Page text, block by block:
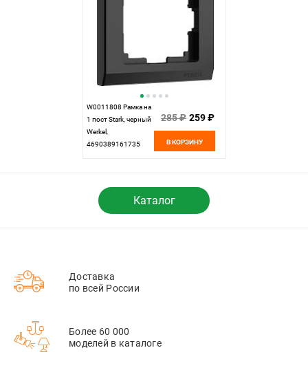
W0011808 Рамка на
1 пост Stark, черный
Werkel,
4690389161735
285 ₽ 259 ₽
В КОРЗИНУ
Каталог
Доставка
по всей России
Более 60 000
моделей в каталоге